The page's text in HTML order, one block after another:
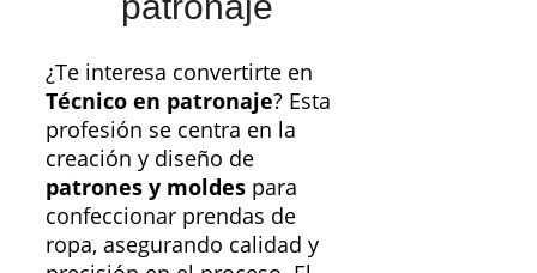
¿Te interesa convertirte en
Técnico en patronaje? Esta
profesión se centra en la
creación y diseño de
patrones y moldes para
confeccionar prendas de
ropa, asegurando calidad y